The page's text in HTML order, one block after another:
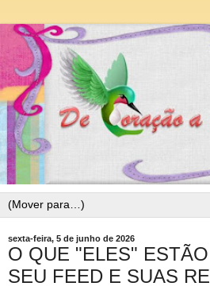
sexta-feira, 5 de junho de 2026
O QUE "ELES"
SEU FEED E SUAS